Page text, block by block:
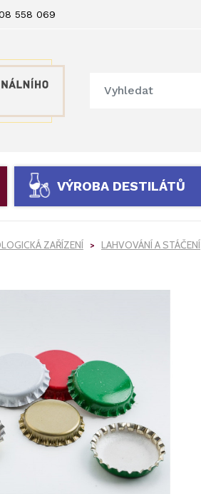
558 069
VÝROBA DESTILÁTŮ
ZAŘÍZENÍ LAHVOVÁNÍ A STÁČENÍ